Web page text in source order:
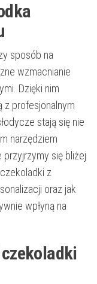
sposób na
wzmacnianie
Dzięki nim
z profesjonalnym
stają się nie
narzędziem
się bliżej
z
oraz jak
wpłyną na